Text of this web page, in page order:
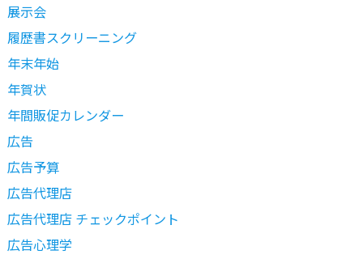
展示会
履歴書スクリーニング
年末年始
年賀状
年間販促カレンダー
広告
広告予算
広告代理店
広告代理店 チェックポイント
広告心理学